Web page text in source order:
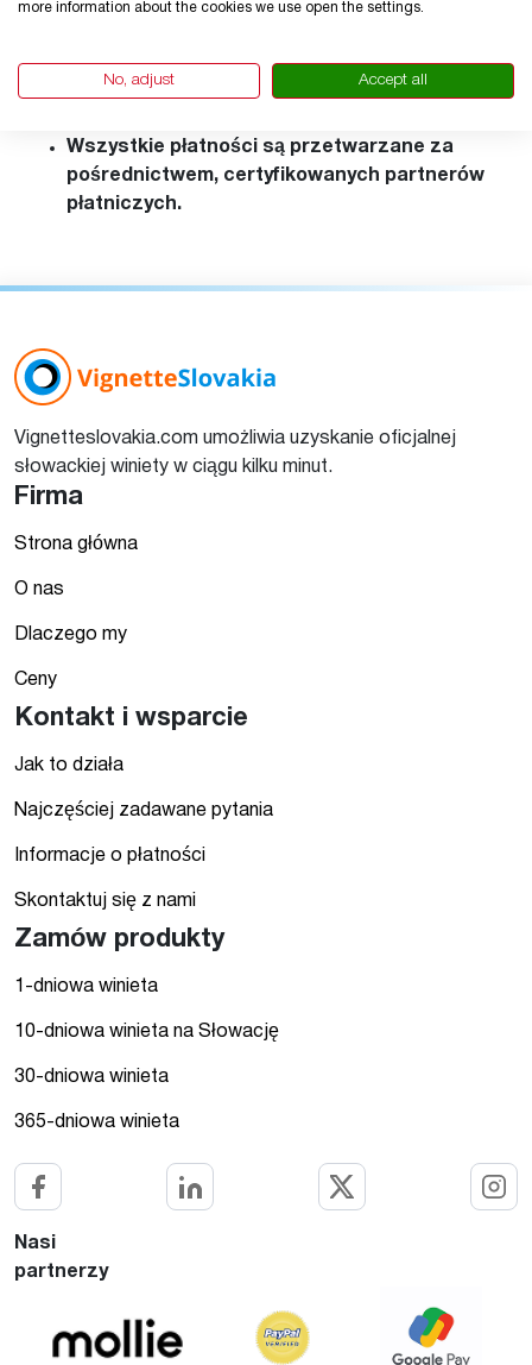
prywatności danych i płatności
Przestrzegamy RODO i dbamy o
Wszystkie płatności są przetwarzane za
pośrednictwem, certyfikowanych partnerów
płatniczych.
Vignetteslovakia.com umożliwia uzyskanie oficjalnej
słowackiej winiety w ciągu kilku minut.
Firma
Strona główna
O nas
Dlaczego my
Ceny
Kontakt i wsparcie
Jak to działa
Najczęściej zadawane pytania
Informacje o płatności
Skontaktuj się z nami
Zamów produkty
1-dniowa winieta
10-dniowa winieta na Słowację
30-dniowa winieta
365-dniowa winieta
Nasi
partnerzy
more information about the cookies we use open the settings.
No, adjust Accept all